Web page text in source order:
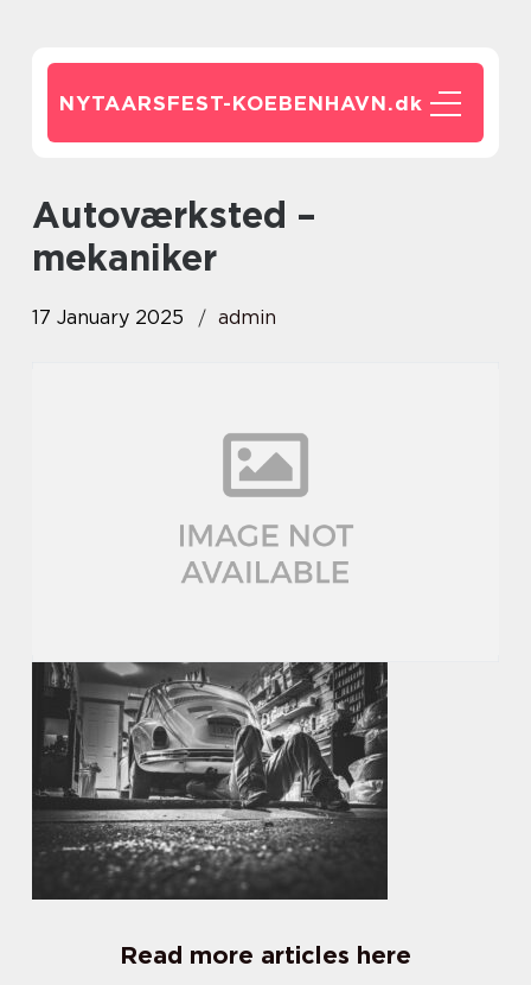
NYTAARSFEST-KOEBENHAVN.dk
autoværksted –
mekaniker
17 January 2025 admin
Read more articles here